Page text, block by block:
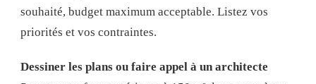
souhaité, budget maximum acceptable. Listez vos
priorités et vos contraintes.
Dessiner les plans ou faire appel à un architecte